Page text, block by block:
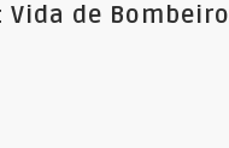
Vida de Bombeiro